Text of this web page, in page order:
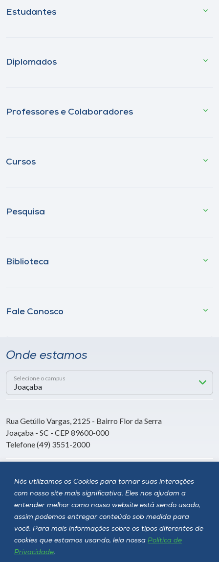
Nós utilizamos os Cookies para tornar suas interações
com nosso site mais significativa. Eles nos ajudam a
entender melhor como nosso website está sendo usado,
assim podemos entregar conteúdo sob medida para
você. Para mais informações sobre os tipos diferentes de
cookies que estamos usando, leia nossa Política de
Privacidade.
Estudantes
Diplomados
Professores e Colaboradores
Cursos
Pesquisa
Biblioteca
Fale Conosco
Onde estamos
Selecione o campus
Rua Getúlio Vargas, 2125 - Bairro Flor da Serra
Joaçaba - SC - CEP 89600-000
Telefone (49) 3551-2000
Siga a Unoesc